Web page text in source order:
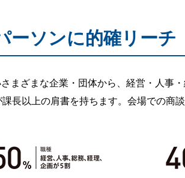
ーソンに的確リーチ
まざまな企業・団体から、経営・人事
長以上の肩書を持ちます。会場での商